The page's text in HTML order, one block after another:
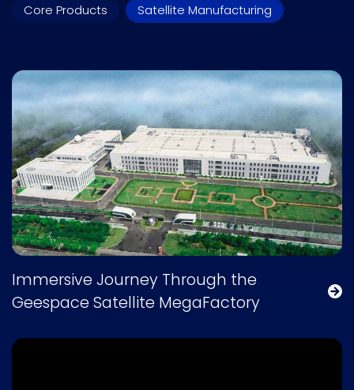
Core Products
Satellite Manufacturing
Immersive Journey Through the
Geespace Satellite MegaFactory